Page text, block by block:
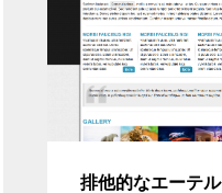
排他的なエーテル